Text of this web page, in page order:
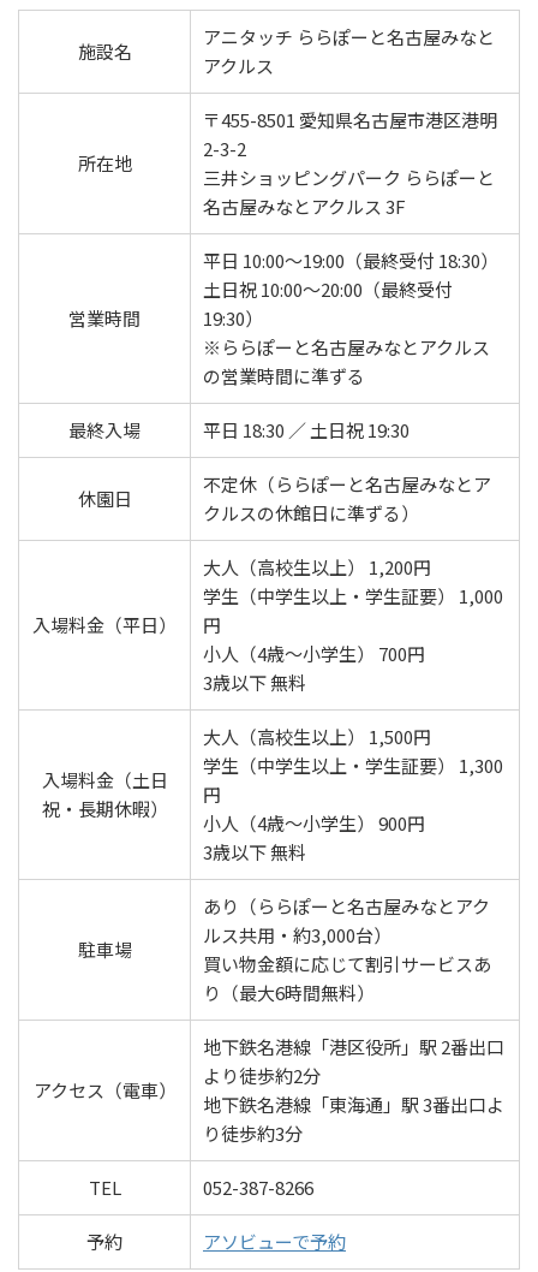
施設名
アニタッチ ららぽーと名古屋みなと
アクルス
所在地
〒455-8501 愛知県名古屋市港区港明
2-3-2
三井ショッピングパーク ららぽーと
名古屋みなとアクルス 3F
営業時間
平日 10:00〜19:00（最終受付 18:30）
土日祝 10:00〜20:00（最終受付
19:30）
※ららぽーと名古屋みなとアクルス
の営業時間に準ずる
最終入場 平日 18:30 ／ 土日祝 19:30
休園日
不定休（ららぽーと名古屋みなとア
クルスの休館日に準ずる）
入場料金（平日）
大人（高校生以上） 1,200円
学生（中学生以上・学生証要） 1,000
円
小人（4歳〜小学生） 700円
3歳以下 無料
入場料金（土日
祝・長期休暇）
大人（高校生以上） 1,500円
学生（中学生以上・学生証要） 1,300
円
小人（4歳〜小学生） 900円
3歳以下 無料
駐車場
あり（ららぽーと名古屋みなとアク
ルス共用・約3,000台）
買い物金額に応じて割引サービスあ
り（最大6時間無料）
アクセス（電車）
地下鉄名港線「港区役所」駅 2番出口
より徒歩約2分
地下鉄名港線「東海通」駅 3番出口よ
り徒歩約3分
TEL 052-387-8266
予約 アソビューで予約